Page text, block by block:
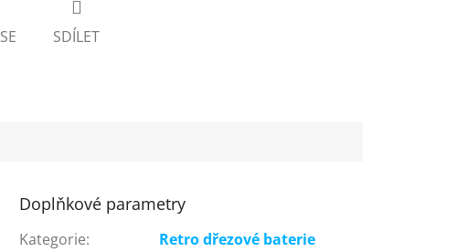
SDÍLET
Doplňkové parametry
Kategorie:
Retro dřezové baterie